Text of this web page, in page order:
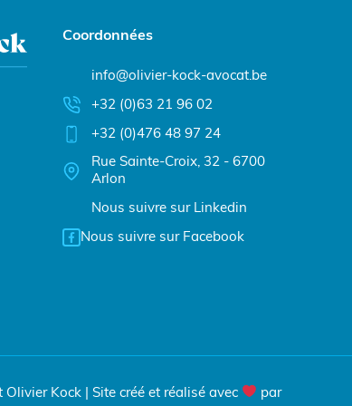
Coordonnées
info@olivier-kock-avocat.be
+32 (0)63 21 96 02
+32 (0)476 48 97 24
Rue Sainte-Croix, 32 - 6700
Arlon
Nous suivre sur Linkedin
Nous suivre sur Facebook
Kock | Site créé et réalisé avec
par